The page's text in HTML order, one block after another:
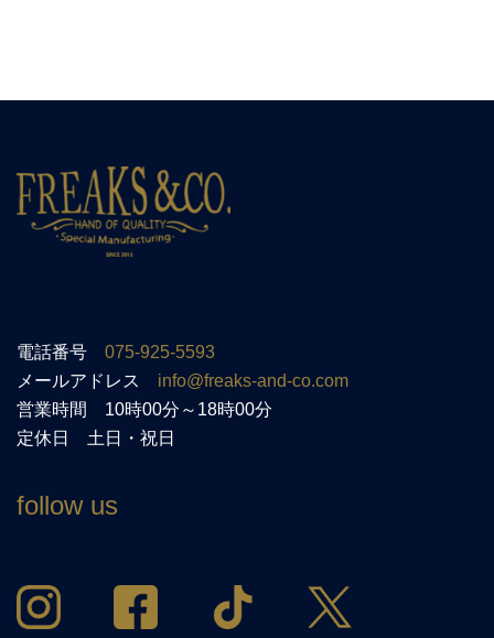
電話番号 075-925-5593
メールアドレス info@freaks-and-co.com
営業時間 10時00分～18時00分
定休日 土日・祝日
follow us